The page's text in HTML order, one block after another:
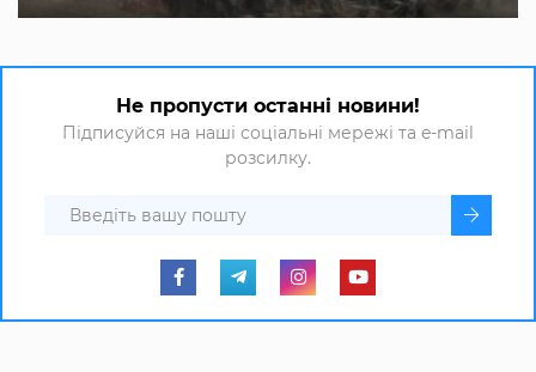
Не пропусти останні новини!
Підписуйся на наші соціальні мережі та e-mail
розсилку.